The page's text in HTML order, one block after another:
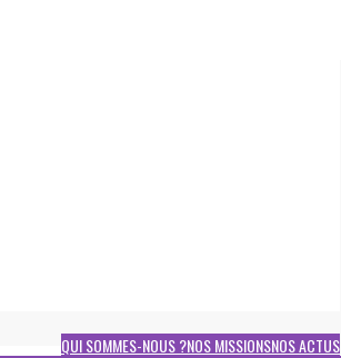
NOS ACTUS
NOS MISSIONS
QUI SOMMES-NOUS ?